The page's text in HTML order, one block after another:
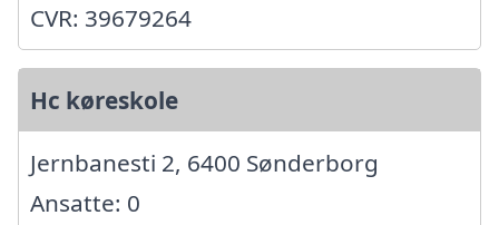
CVR: 39679264
Hc køreskole
Jernbanesti 2, 6400 Sønderborg
Ansatte: 0